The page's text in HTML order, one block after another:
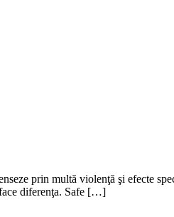
prin multă violenţă şi efecte
diferenţa. Safe […]